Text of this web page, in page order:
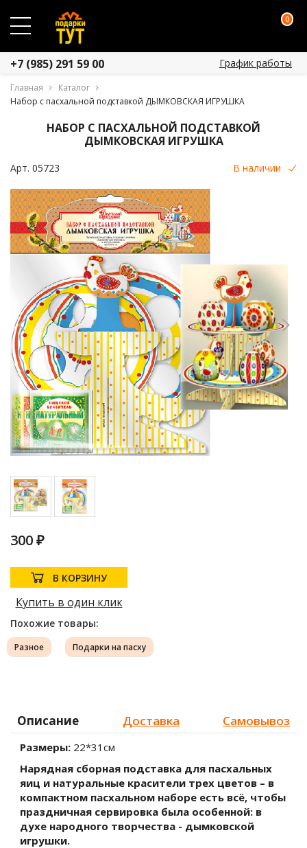
0
+7 (985) 291 59 00 График работы
Главная
Каталог
Набор с пасхальной подставкой ДЫМКОВСКАЯ ИГРУШКА
НАБОР С ПАСХАЛЬНОЙ ПОДСТАВКОЙ
ДЫМКОВСКАЯ ИГРУШКА
Арт. 05723 В наличии
300 ₽
В КОРЗИНУ
Купить в один клик
Похожие товары:
Разное Подарки на пасху
Описание Доставка Самовывоз
Размеры: 22*31см
Нарядная сборная подставка для пасхальных
яиц и натуральные красители трех цветов – в
компактном пасхальном наборе есть всё, чтобы
праздничная сервировка была особенной: в
духе народного творчества - дымковской
игрушки.